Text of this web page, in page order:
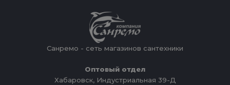
Санремо - сеть магазинов сантехники
Оптовый отдел
Хабаровск, Индустриальная 39-Д